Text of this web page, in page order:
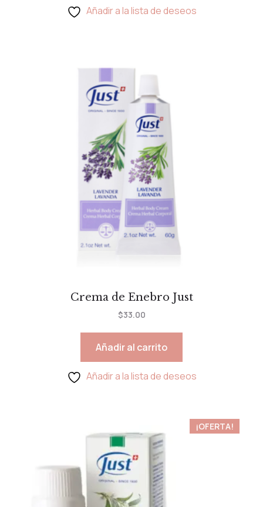
Añadir a la lista de deseos
Crema de Enebro Just
$33.00
Añadir al carrito
Añadir a la lista de deseos
¡OFERTA!